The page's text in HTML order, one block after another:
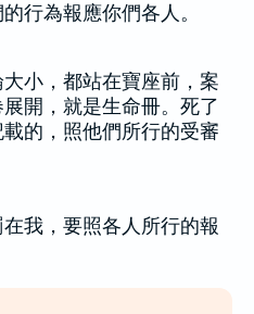
行為報應你們各人。
小，都站在寶座前，案
開，就是生命冊。死了
的，照他們所行的受審
在我，要照各人所行的報